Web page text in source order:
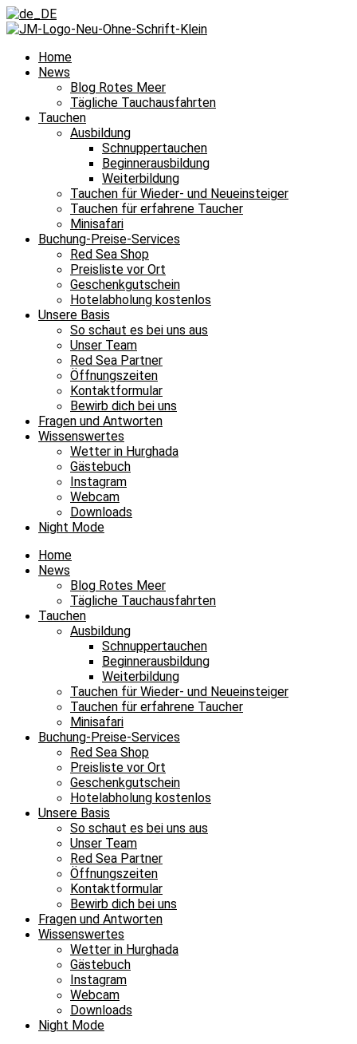
Home
News
Blog Rotes Meer
Tägliche Tauchausfahrten
Tauchen
Ausbildung
Schnuppertauchen
Beginnerausbildung
Weiterbildung
Tauchen für Wieder- und Neueinsteiger
Tauchen für erfahrene Taucher
Minisafari
Buchung-Preise-Services
Red Sea Shop
Preisliste vor Ort
Geschenkgutschein
Hotelabholung kostenlos
Unsere Basis
So schaut es bei uns aus
Unser Team
Red Sea Partner
Öffnungszeiten
Kontaktformular
Bewirb dich bei uns
Fragen und Antworten
Wissenswertes
Wetter in Hurghada
Gästebuch
Instagram
Webcam
Downloads
Night Mode
Home
News
Blog Rotes Meer
Tägliche Tauchausfahrten
Tauchen
Ausbildung
Schnuppertauchen
Beginnerausbildung
Weiterbildung
Tauchen für Wieder- und Neueinsteiger
Tauchen für erfahrene Taucher
Minisafari
Buchung-Preise-Services
Red Sea Shop
Preisliste vor Ort
Geschenkgutschein
Hotelabholung kostenlos
Unsere Basis
So schaut es bei uns aus
Unser Team
Red Sea Partner
Öffnungszeiten
Kontaktformular
Bewirb dich bei uns
Fragen und Antworten
Wissenswertes
Wetter in Hurghada
Gästebuch
Instagram
Webcam
Downloads
Night Mode